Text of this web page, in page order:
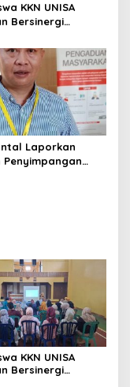
KKN UNISA
Bersinergi
Fokus Edukasi
Stunting hingga
Lansia
Laporkan
Penyimpangan
KKN UNISA
Bersinergi